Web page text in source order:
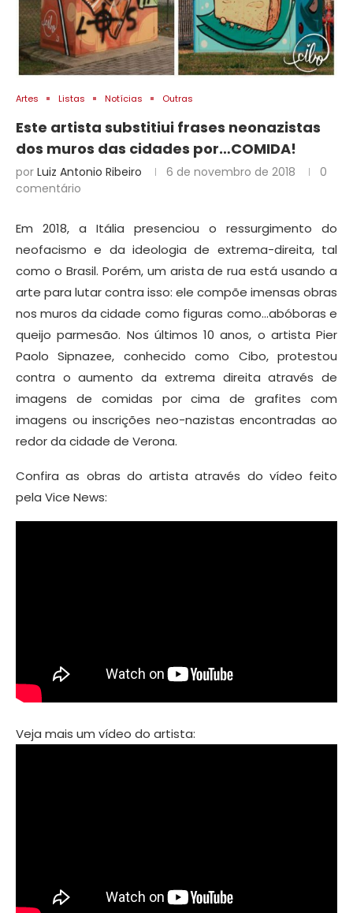
Artes Listas Notícias Outras
Este artista substitiui frases neonazistas
dos muros das cidades por…COMIDA!
por Luiz Antonio Ribeiro 6 de novembro de 2018
0
comentário
Em 2018, a Itália presenciou o ressurgimento do
neofacismo e da ideologia de extrema-direita, tal
como o Brasil. Porém, um arista de rua está usando a
arte para lutar contra isso: ele compõe imensas obras
nos muros da cidade como figuras como…abóboras e
queijo parmesão. Nos últimos 10 anos, o artista Pier
Paolo Sipnazee, conhecido como Cibo, protestou
contra o aumento da extrema direita através de
imagens de comidas por cima de grafites com
imagens ou inscrições neo-nazistas encontradas ao
redor da cidade de Verona.
Confira as obras do artista através do vídeo feito
pela Vice News:
Veja mais um vídeo do artista: